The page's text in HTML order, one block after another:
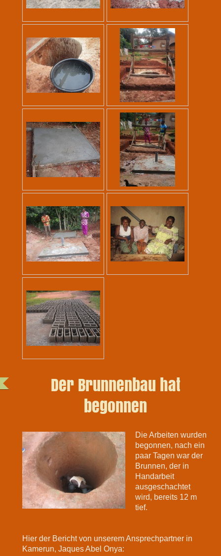
Der Brunnenbau hat
begonnen
Die Arbeiten wurden
begonnen, nach ein
paar Tagen war der
Brunnen, der in
Handarbeit
ausgeschachtet
wird, bereits 12 m
tief.
Hier der Bericht von unserem Ansprechpartner in
Kamerun, Jaques Abel Onya: